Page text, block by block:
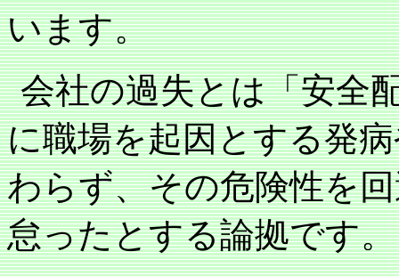
います。
会社の過失とは「安全
に職場を起因とする発
わらず、その危険性を
怠ったとする論拠です。